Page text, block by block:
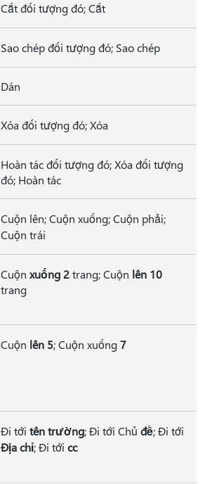
Cắt đối tượng đó; Cắt
Sao chép đối tượng đó; Sao chép
Dán
Xóa đối tượng đó; Xóa
Hoàn tác đối tượng đó; Xóa đối tượng
đó; Hoàn tác
Cuộn lên; Cuộn xuống; Cuộn phải;
Cuộn trái
Cuộn xuống 2trang; Cuộn lên 10
trang
Cuộn lên 5; Cuộn xuống7
Đi tới tên trường; Đi tới Chủ đề; Đi tới
Địa chỉ; Đi tới cc